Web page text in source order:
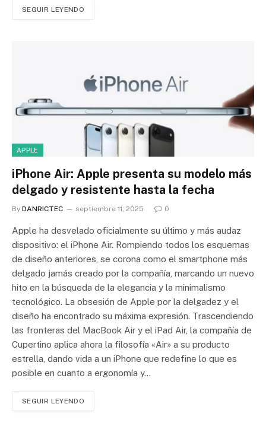
SEGUIR LEYENDO
APPLE
iPhone Air: Apple presenta su modelo más
delgado y resistente hasta la fecha
By DANRICTEC septiembre 11, 2025 0
Apple ha desvelado oficialmente su último y más audaz
dispositivo: el iPhone Air. Rompiendo todos los esquemas
de diseño anteriores, se corona como el smartphone más
delgado jamás creado por la compañía, marcando un nuevo
hito en la búsqueda de la elegancia y la minimalismo
tecnológico. La obsesión de Apple por la delgadez y el
diseño ha encontrado su máxima expresión. Trascendiendo
las fronteras del MacBook Air y el iPad Air, la compañía de
Cupertino aplica ahora la filosofía «Air» a su producto
estrella, dando vida a un iPhone que redefine lo que es
posible en cuanto a ergonomía y…
SEGUIR LEYENDO